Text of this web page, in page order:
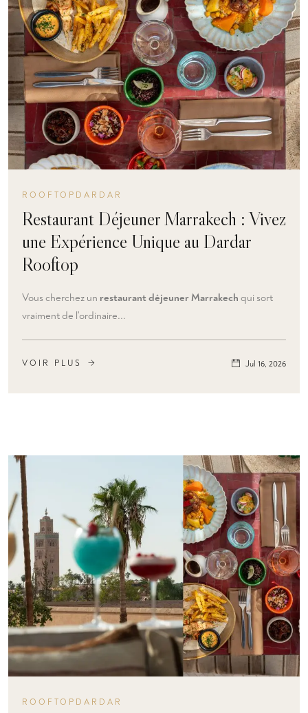
ROOFTOPDARDAR
Restaurant Déjeuner Marrakech : Vivez
une Expérience Unique au Dardar
Rooftop
Vous cherchez un restaurant déjeuner Marrakech qui sort
vraiment de l'ordinaire...
VOIR PLUS Jul 16, 2026
ROOFTOPDARDAR